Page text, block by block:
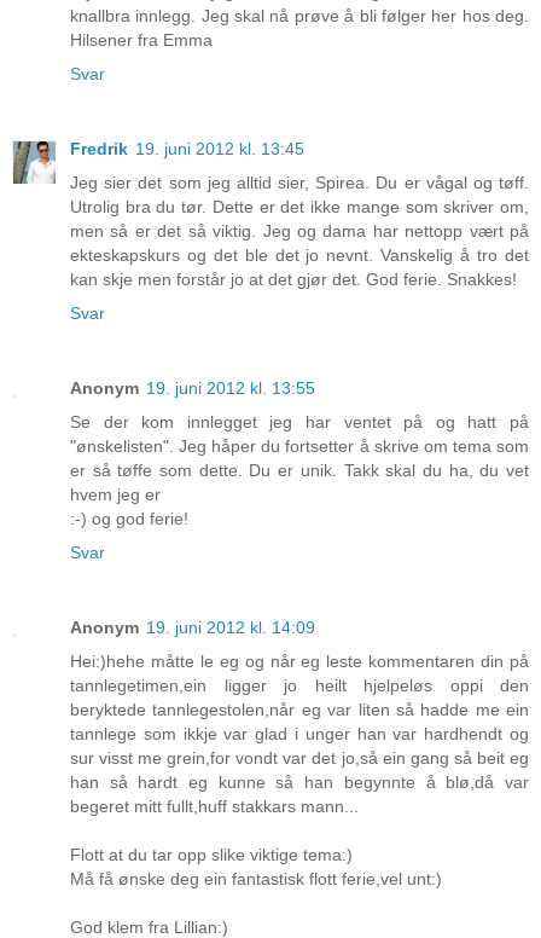
knallbra innlegg. Jeg skal nå prøve å bli følger her hos deg.
Hilsener fra Emma
Svar
Fredrik 19. juni 2012 kl. 13:45
Jeg sier det som jeg alltid sier, Spirea. Du er vågal og tøff.
Utrolig bra du tør. Dette er det ikke mange som skriver om,
men så er det så viktig. Jeg og dama har nettopp vært på
ekteskapskurs og det ble det jo nevnt. Vanskelig å tro det
kan skje men forstår jo at det gjør det. God ferie. Snakkes!
Svar
Anonym 19. juni 2012 kl. 13:55
Se der kom innlegget jeg har ventet på og hatt på
"ønskelisten". Jeg håper du fortsetter å skrive om tema som
er så tøffe som dette. Du er unik. Takk skal du ha, du vet
hvem jeg er
:-) og god ferie!
Svar
Anonym 19. juni 2012 kl. 14:09
Hei:)hehe måtte le eg og når eg leste kommentaren din på
tannlegetimen,ein ligger jo heilt hjelpeløs oppi den
beryktede tannlegestolen,når eg var liten så hadde me ein
tannlege som ikkje var glad i unger han var hardhendt og
sur visst me grein,for vondt var det jo,så ein gang så beit eg
han så hardt eg kunne så han begynnte å blø,då var
begeret mitt fullt,huff stakkars mann...
Flott at du tar opp slike viktige tema:)
Må få ønske deg ein fantastisk flott ferie,vel unt:)
God klem fra Lillian:)